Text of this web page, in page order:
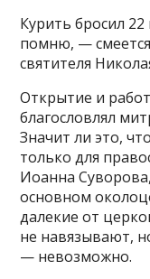
Курить бросил
помню, —
святителя
Открытие и
благословлял
Значит ли это,
только для
Иоанна
основном
далекие от
не навязывают,
— невозможно.